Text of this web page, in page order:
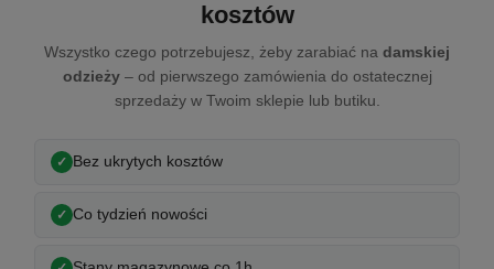
kosztów
Wszystko czego potrzebujesz, żeby zarabiać na damskiej
odzieży– od pierwszego zamówienia do ostatecznej
sprzedaży w Twoim sklepie lub butiku.
Bez ukrytych kosztów
Co tydzień nowości